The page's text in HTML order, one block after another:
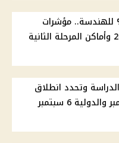
للطب و87.9% للهندسة.. مؤشرات
وتحدد انطلاق